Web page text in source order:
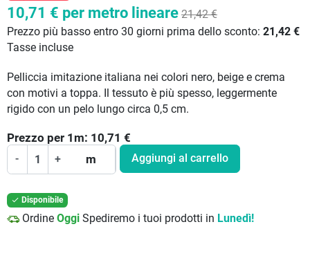
10,71 € per metro lineare 21,42 €
Prezzo più basso entro 30 giorni prima dello sconto: 21,42 €
Tasse incluse
Pelliccia imitazione italiana nei colori nero, beige e crema
con motivi a toppa. Il tessuto è più spesso, leggermente
rigido con un pelo lungo circa 0,5 cm.
Prezzo per 1 m: 10,71 €
- + m Aggiungi al carrello
 Disponibile
Ordine Oggi Spediremo i tuoi prodotti in Lunedì!